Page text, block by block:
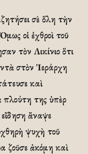
σὲ ὅλη τὴν
οἱ ἐχθροὶ τοῦ
τὸν Λικίνιο ὅτι
στὸν Ἱεράρχη
καὶ
πλούτη της ὑπὲρ
ἄναψε
ψυχὴ τοῦ
ζοῦσε ἀκόμη καὶ